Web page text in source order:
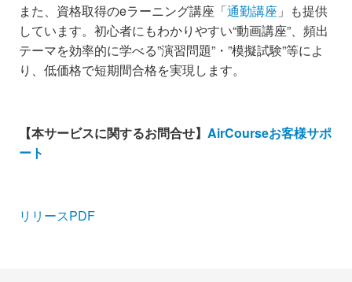
また、資格取得のeラーニング講座「通勤講座 」も提供
しています。初心者にもわかりやすい“動画講座”、頻出
テーマを効率的に学べる”演習問題”・”模擬試験”等によ
り、低価格で短期間合格を実現します。
【本サービスに関するお問合せ】 AirCourseお客様サポ
ート
リリースPDF